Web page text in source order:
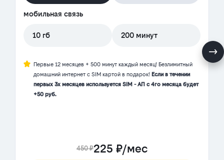
мобильная связь
10 гб 200 минут
Первые 12 месяцев + 500 минут каждый месяц! Безлимитный
домашний интернет с SIM картой в подарок! Если в течении
первых 3х месяцев используется SIM - АП с 4го месяца будет
+50 руб.
450 ₽225 ₽/мес